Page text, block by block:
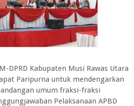
DPRD Kabupaten Musi Rawas Utara
Paripurna untuk mendengarkan
umum fraksi-fraksi
Pelaksanaan APBD